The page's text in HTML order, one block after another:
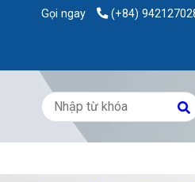
Gọi ngay (+84)